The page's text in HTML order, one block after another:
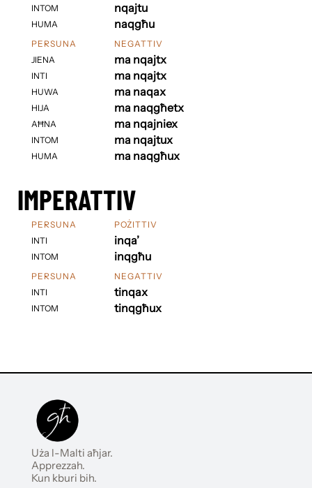
INTOM
HUMA
nqajtu
naqgħu
PERSUNA
JIENA
INTI
HUWA
HIJA
AĦNA
INTOM
HUMA
NEGATTIV
ma nqajtx
ma nqajtx
ma naqax
ma naqgħetx
ma nqajniex
ma nqajtux
ma naqgħux
IMPERATTIV
PERSUNA
INTI
INTOM
POŻITTIV
inqa’
inqgħu
PERSUNA
INTI
INTOM
NEGATTIV
tinqax
tinqgħux
Uża l-Malti aħjar.
Apprezzah.
Kun kburi bih.